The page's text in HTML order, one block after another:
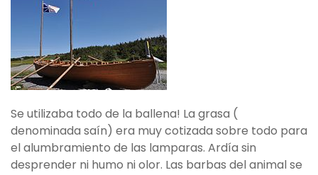
Se utilizaba todo de la ballena! La grasa (
denominada saín) era muy cotizada sobre todo para
el alumbramiento de las lamparas. Ardía sin
desprender ni humo ni olor. Las barbas del animal se